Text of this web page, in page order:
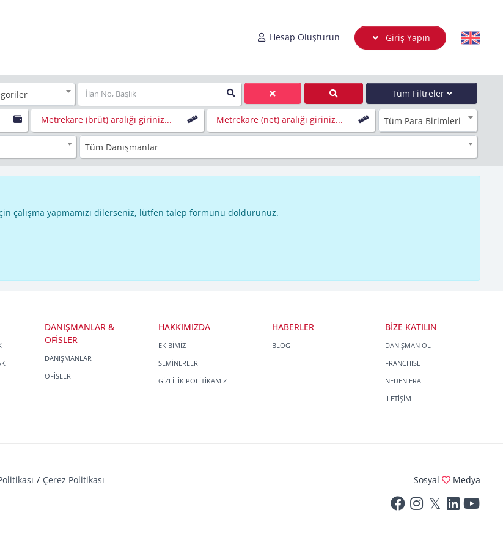
Hesap Oluşturun Giriş Yapın
Tüm Filtreler
Metrekare (brüt) aralığı giriniz... Metrekare (net) aralığı giriniz... Tüm Para Birimleri
Tüm Danışmanlar
çalışma yapmamızı dilerseniz, lütfen talep formunu doldurunuz.
DANIŞMANLAR &
OFİSLER
DANIŞMANLAR
OFİSLER
HAKKIMIZDA
EKİBİMİZ
SEMİNERLER
GİZLİLİK POLİTİKAMIZ
HABERLER
BLOG
BİZE KATILIN
DANIŞMAN OL
FRANCHISE
NEDEN ERA
İLETİŞİM
Çerez Politikası
Sosyal Medya